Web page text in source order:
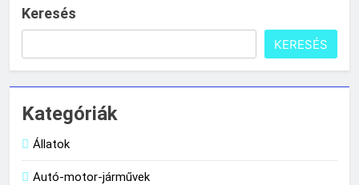
Keresés
KERESÉS
Kategóriák
Állatok
Autó-motor-járművek